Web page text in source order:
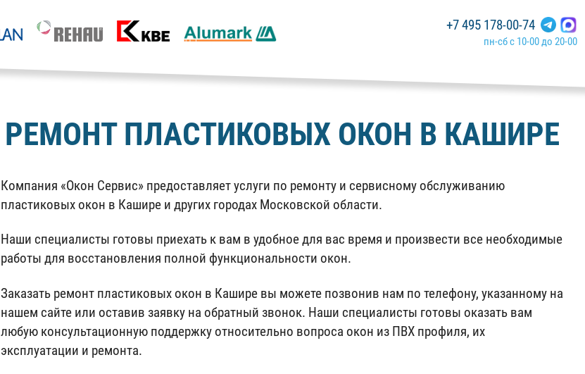
+7 495 178-00-74
пн-сб с 10-00 до 20-00
РЕМОНТ ПЛАСТИКОВЫХ ОКОН В КАШИРЕ
Компания «Окон Сервис» предоставляет услуги по ремонту и сервисному обслуживанию
пластиковых окон в Кашире и других городах Московской области.
Наши специалисты готовы приехать к вам в удобное для вас время и произвести все необходимые
работы для восстановления полной функциональности окон.
Заказать ремонт пластиковых окон в Кашире вы можете позвонив нам по телефону, указанному на
нашем сайте или оставив заявку на обратный звонок. Наши специалисты готовы оказать вам
любую консультационную поддержку относительно вопроса окон из ПВХ профиля, их
эксплуатации и ремонта.